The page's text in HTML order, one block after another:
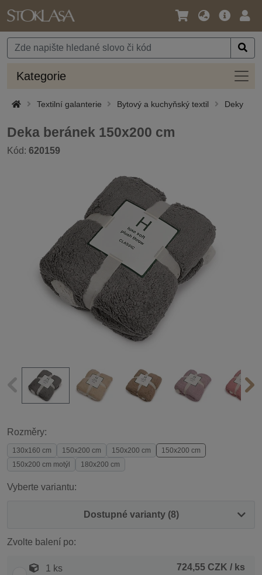
Jazyk
Měna
Hlavní
Kategorie
Textilní galanterie Bytový a kuchyňský textil Deky
Deka beránek 150x200 cm
Kód: 620159
Rozměry:
130x160 cm 150x200 cm 150x200 cm
150x200 cm
150x200 cm motýl
180x200 cm
Vyberte variantu:
Dostupné varianty (8)
Zvolte balení po:
1 ks 724,55 CZK / ks